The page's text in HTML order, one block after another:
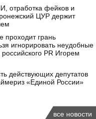
отработка фейков и
ЦУР держит
проходит грань
игнорировать неудобные
PR Игорем
действующих депутатов
«Единой России»
все новости